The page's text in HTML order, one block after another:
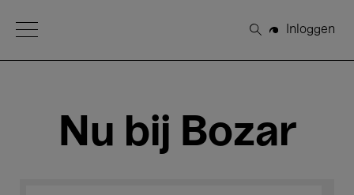
Open Menu
Zoeken
Inloggen
Nu bij Bozar